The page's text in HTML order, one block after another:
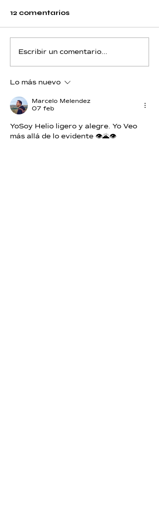
Helio - Día 12 - Piscis
12 comentarios
Escribir un comentario...
Lo más nuevo
Marcelo Melendez
07 feb
YoSoy Helio ligero y alegre. Yo Veo
más allá de lo evidente 👁🌋👁